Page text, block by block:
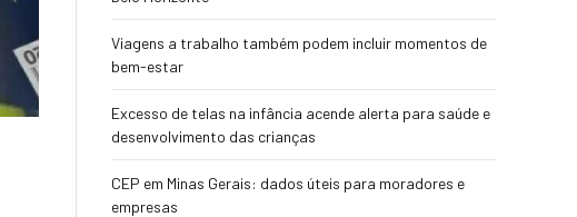
Viagens a trabalho também podem incluir momentos de
bem-estar
Excesso de telas na infância acende alerta para saúde e
desenvolvimento das crianças
CEP em Minas Gerais: dados úteis para moradores e
empresas